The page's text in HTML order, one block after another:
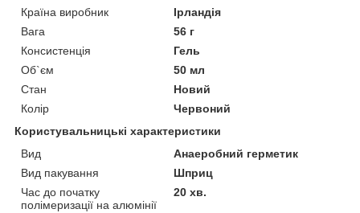
Країна виробник
Ірландія
Вага
56 г
Консистенція
Гель
Об`єм
50 мл
Стан
Новий
Колір
Червоний
Користувальницькі характеристики
Вид
Анаеробний герметик
Вид пакування
Шприц
Час до початку
полімеризації на алюмінії
20 хв.